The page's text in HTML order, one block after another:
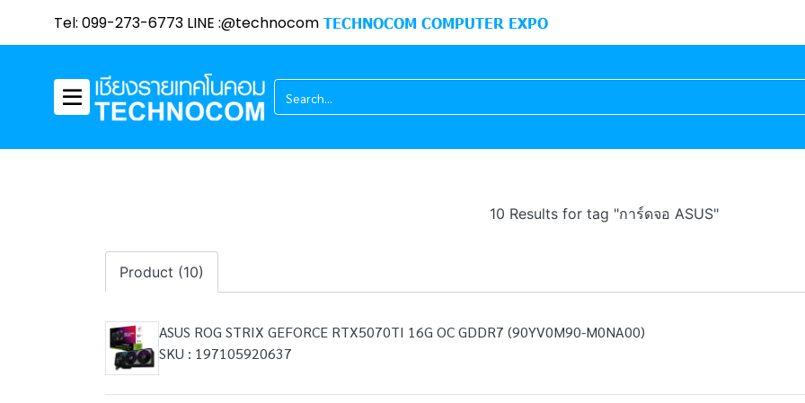
Tel: 099-273-6773 LINE :@technocom TECHNOCOM COMPUTER EXPO
10 Results for tag "การ์ดจอ ASUS"
Product (10)
ASUS ROG STRIX GEFORCE RTX5070TI 16G OC GDDR7 (90YV0M90-M0NA00)
SKU : 197105920637